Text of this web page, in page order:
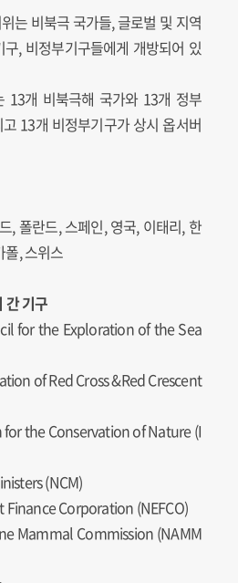
는 비북극 국가들, 글로벌 및 지역
, 비정부기구들에게 개방되어 있
13개 비북극해 국가와 13개 정부
13개 비정부기구가 상시 옵서버
, 폴란드, 스페인, 영국, 이태리, 한
폴, 스위스
간 기구
for the Exploration of the Sea
of Red Cross &Red Crescent
the Conservation of Nature (I
(NCM)
Corporation (NEFCO)
Mammal Commission (NAMM